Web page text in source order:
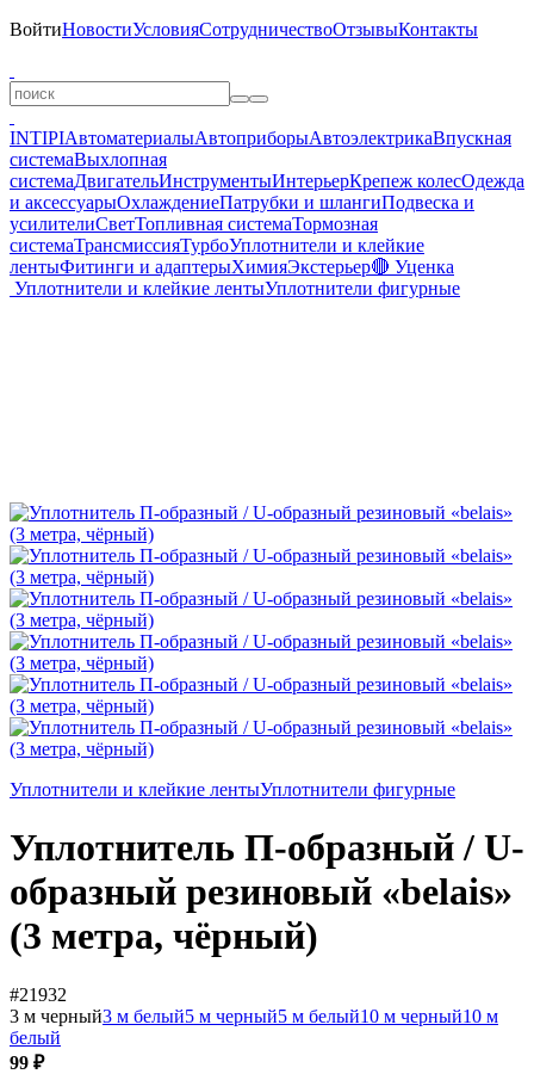
ВойтиНовостиУсловияСотрудничествоОтзывыКонтакты
INTIPIАвтоматериалыАвтоприборыАвтоэлектрикаВпускная
системаВыхлопная
системаДвигательИнструментыИнтерьерКрепеж колесОдежда
и аксессуарыОхлаждениеПатрубки и шлангиПодвеска и
усилителиСветТопливная системаТормозная
системаТрансмиссияТурбоУплотнители и клейкие
лентыФитинги и адаптерыХимияЭкстерьер🔴 Уценка
Уплотнители и клейкие лентыУплотнители фигурные
Уплотнители и клейкие лентыУплотнители фигурные
Уплотнитель П-образный / U-
образный резиновый «belais»
(3 метра, чёрный)
#21932
3 м черный3 м белый5 м черный5 м белый10 м черный10 м
белый
99 ₽